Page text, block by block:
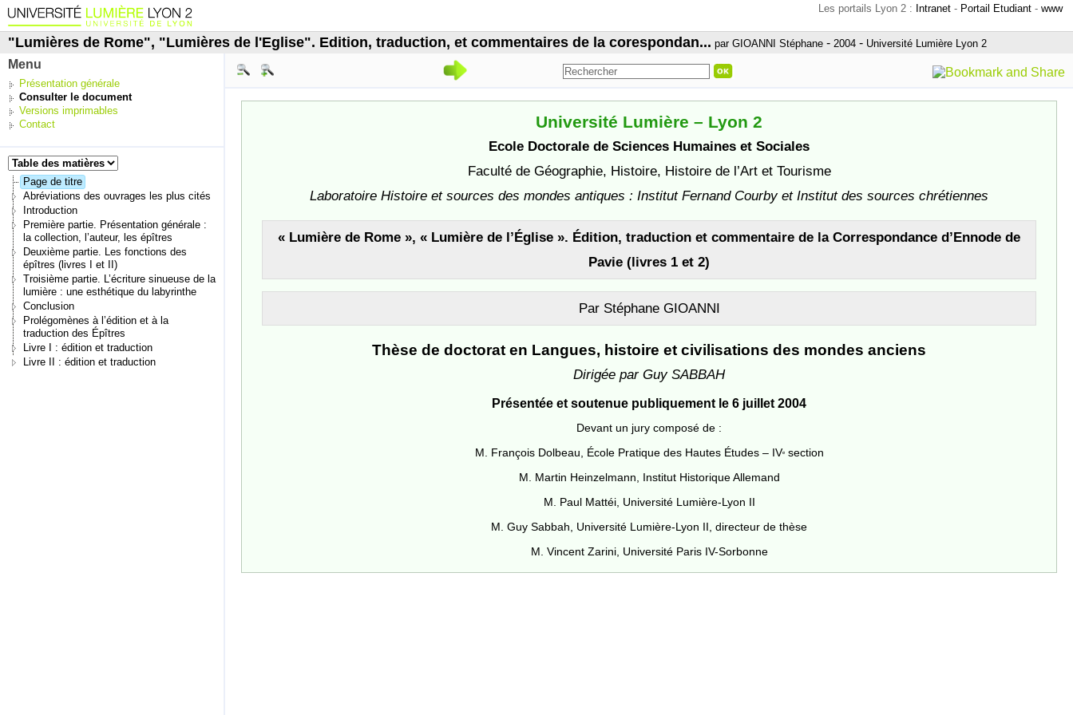
Les portails Lyon 2 : Intranet - Portail Etudiant -www
"Lumières de Rome", "Lumières de l'Eglise". Edition, traduction, et commentaires de la corespondan... par GIOANNI Stéphane - 2004 - Université Lumière Lyon 2
Menu
Présentation générale
Consulter le document
Versions imprimables
Contact
Page de titre
Abréviations des ouvrages les plus cités
Introduction
Première partie. Présentation générale :
la collection, l’auteur, les épîtres
Deuxième partie. Les fonctions des
épîtres (livres I et II)
Troisième partie. L’écriture sinueuse de la
lumière : une esthétique du labyrinthe
Conclusion
Prolégomènes à l’édition et à la
traduction des Épîtres
Livre I : édition et traduction
Livre II : édition et traduction
Université Lumière – Lyon 2
Ecole Doctorale de Sciences Humaines et Sociales
Faculté de Géographie, Histoire, Histoire de l’Art et Tourisme
Laboratoire Histoire et sources des mondes antiques : Institut Fernand Courby et Institut des sources chrétiennes
« Lumière de Rome », « Lumière de l’Église ». Édition, traduction et commentaire de la Correspondance d’Ennode de
Pavie (livres 1 et 2)
Par Stéphane GIOANNI
Thèse de doctorat en Langues, histoire et civilisations des mondes anciens
Dirigée par Guy SABBAH
Présentée et soutenue publiquement le 6 juillet 2004
Devant un jury composé de :
M. François Dolbeau, École Pratique des Hautes Études – IVesection
M. Martin Heinzelmann, Institut Historique Allemand
M. Paul Mattéi, Université Lumière-Lyon II
M. Guy Sabbah, Université Lumière-Lyon II, directeur de thèse
M. Vincent Zarini, Université Paris IV-Sorbonne